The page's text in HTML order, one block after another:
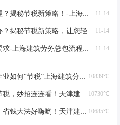
11-14
略！-上海建筑劳务总包免费办理吗？
11-14
您轻松成老板！-上海建筑劳务总包免费代办吗？
11-14
海建筑劳务总包流程和要求
10839℃
“节税”上海建筑分包纳税优化
10730℃
！天津建筑产业园总包资质节税优化
10685℃
！天津建筑产业园总包资质节税优化